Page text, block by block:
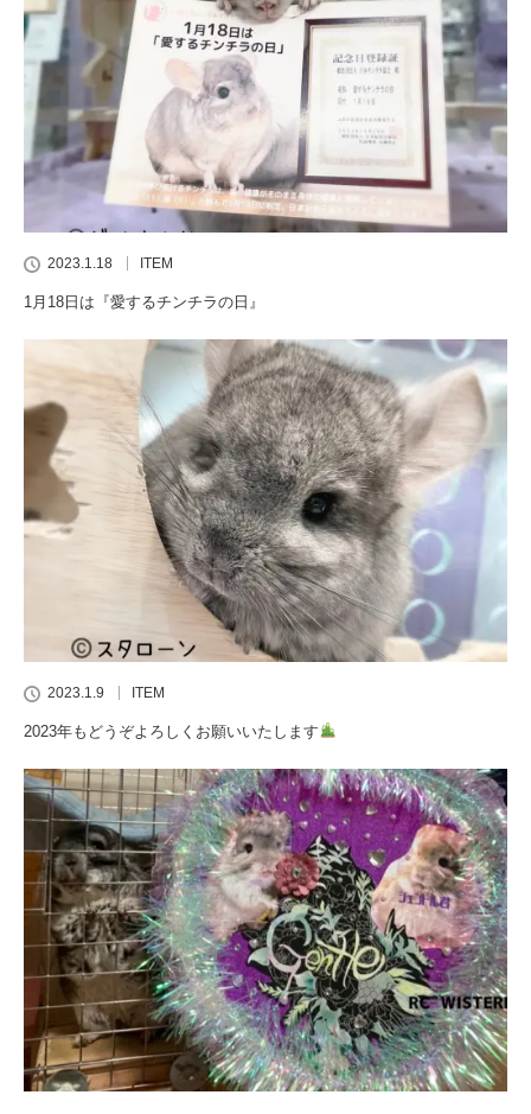
2023.1.18 ITEM
1月18日は『愛するチンチラの日』
2023.1.9 ITEM
2023年もどうぞよろしくお願いいたします